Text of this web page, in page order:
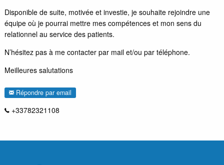
Disponible de suite, motivée et investie, je souhaite rejoindre une
équipe où je pourrai mettre mes compétences et mon sens du
relationnel au service des patients.
N’hésitez pas à me contacter par mail et/ou par téléphone.
Meilleures salutations
Répondre par email
+33782321108